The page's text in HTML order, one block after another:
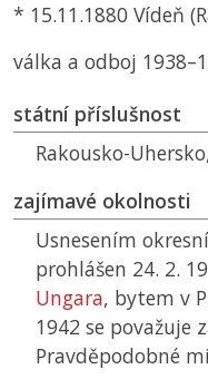
* 15.11.1880 Vídeň
válka a odboj
státní příslušnost
Rakousko-
zajímavé okolnosti
Usnesením
prohlášen 24. 2.
Ungara, bytem v
1942 se považuje
Pravděpodobné